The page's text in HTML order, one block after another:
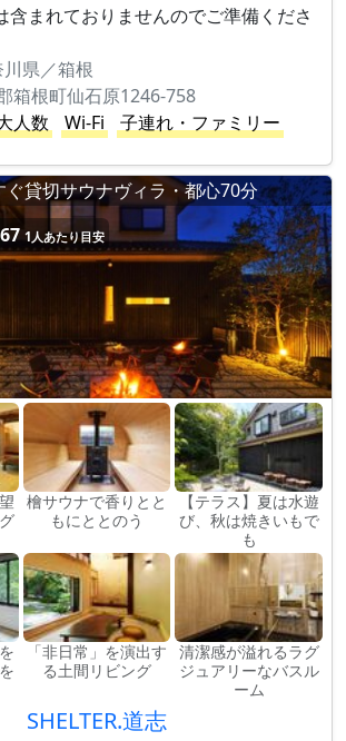
まれておりませんのでご準備くださ
県／箱根
箱根町仙石原1246-758
人数 Wi-Fi
子連れ・ファミリー
ぐ貸切サウナヴィラ・都心70分
1人あたり目安
檜サウナで香りとと
もにととのう
【テラス】夏は水遊
び、秋は焼きいもで
も
「非日常」を演出す
る土間リビング
清潔感が溢れるラグ
ジュアリーなバスル
ーム
SHELTER.道志